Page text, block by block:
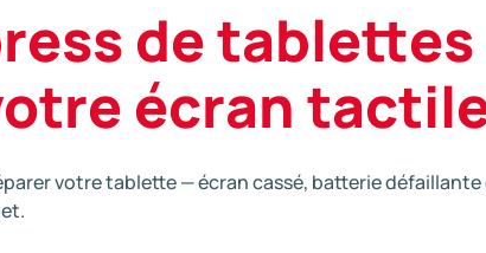
de
écran
votre tablette — écran cassé, batterie